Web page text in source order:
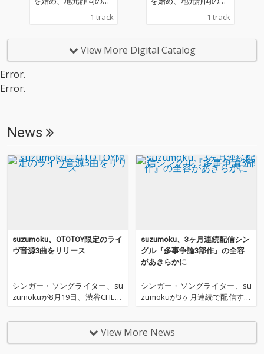
る。様々なジャンルの
性を模索。高校卒業
後、楽器製作の専門学
活動を一旦休止するも
のの再開。ギター職人
の道とミュージシャン
の道、どちらが本当に
ム「コンセント」でデ
ビュー。2013年3月に
リリースした自身初の
スム」は、醜さ、くだ
らなさ、救い、ベクト
ルの異なる曲が全て詰
における感性、一貫し
たメッセージ性には定
評があるsuzumokuの
1 track
る。様々なジャンルの
性を模索。高校卒業
後、楽器製作の専門学
のの再開。ギター職人
の道とミュージシャン
の道、どちらが本当に
ム「コンセント」でデ
ビュー。2013年3月に
リリースした自身初の
フルアルバム「キュビ
スム」は、醜さ、くだ
らなさ、救い、ベクト
ルの異なる曲が全て詰
における感性、一貫し
たメッセージ性には定
評があるsuzumokuの
1 track
View More Digital Catalog
Error.
Error.
News
suzumoku、OTOTOY限定のライ
ヴ音源3曲をリリース
シンガー・ソングライター、su
zumokuが8月19日、渋谷CHELS
EA HOTELでおこなったライヴか
らの新曲ライヴ音源『2014.08.1
9 LIVE at CHELSEA HOTEL』をO
TOTOY限定でリリースした。 s
suzumoku、3ヶ月連続配信シン
グル『多事争論3部作』の全容
があきらかに
シンガー・ソングライター、su
zumokuが3ヶ月連続で配信する
シングル『多事争論3部作』の
全貌があきらかにされた。 今年
5月から毎月一回渋谷チェルシ
ーホテルで行われているフリ
View More News